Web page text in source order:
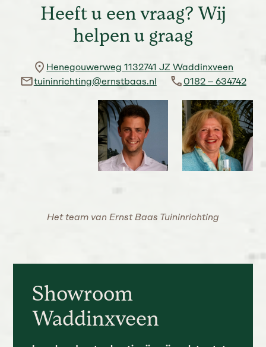
Heeft u een vraag? Wij
helpen u graag
Henegouwerweg 1132741 JZ Waddinxveen
tuininrichting@ernstbaas.nl
0182 – 634742
Het team van Ernst Baas Tuininrichting
Showroom
Waddinxveen